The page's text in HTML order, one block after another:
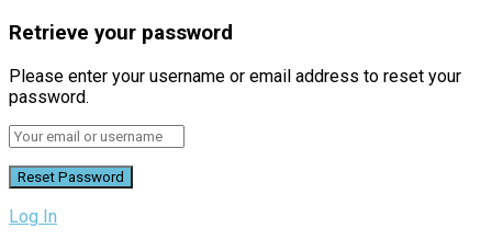
Retrieve your password
Please enter your username or email address to reset your
password.
Log In